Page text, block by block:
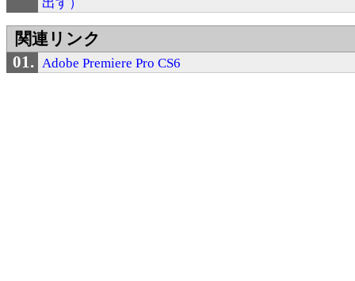
関連リンク
Adobe Premiere Pro CS6